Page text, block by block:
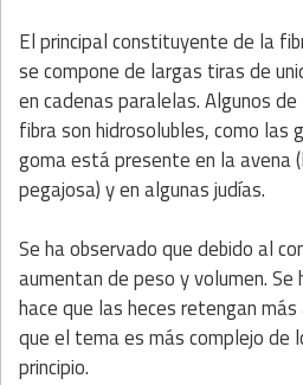
El principal constituyente de la
se compone de largas tiras de
en cadenas paralelas. Algunos
fibra son hidrosolubles, como las
goma está presente en la avena
pegajosa) y en algunas judías.
Se ha observado que debido al
aumentan de peso y volumen.
hace que las heces retengan
que el tema es más complejo de
principio.